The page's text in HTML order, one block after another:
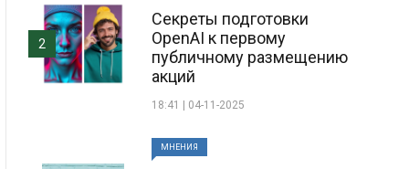
Секреты подготовки
OpenAI к первому
публичному размещению
акций
18:41 | 04-11-2025
2
МНЕНИЯ